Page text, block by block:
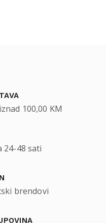
100,00 KM
24-48 sati
brendovi